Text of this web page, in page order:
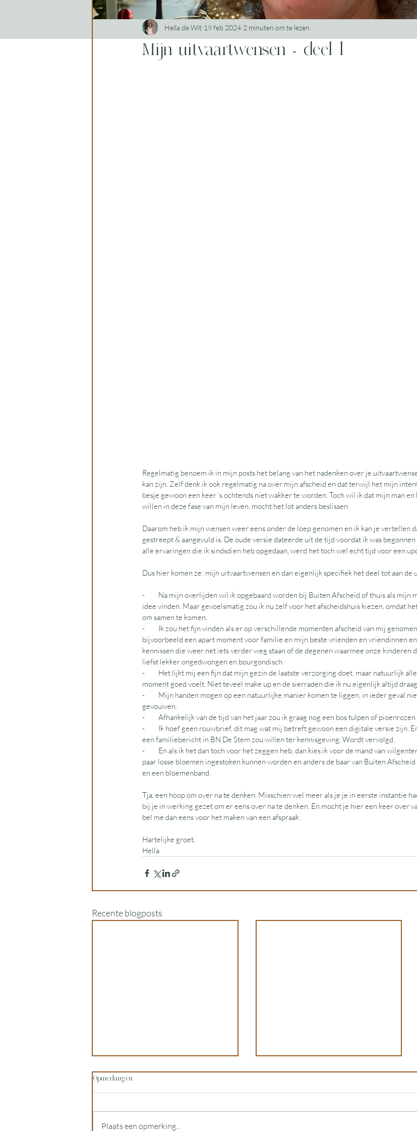
Mijn uitvaartwensen - deel 1
Hella de Wit 19 feb 2024 2 minuten om te lezen
Regelmatig benoem ik in mijn posts het belang van het nadenken over je
kan zijn. Zelf denk ik ook regelmatig na over mijn afscheid en dat terwijl het mijn
besje gewoon een keer ’s ochtends niet wakker te worden. Toch wil ik dat mijn man
willen in deze fase van mijn leven, mocht het lot anders beslissen.
Daarom heb ik mijn wensen weer eens onder de loep genomen en ik kan je vertellen
gestreept & aangevuld is. De oude versie dateerde uit de tijd voordat ik was
alle ervaringen die ik sindsdien heb opgedaan, werd het toch wel echt tijd voor een
Dus hier komen ze: mijn uitvaartwensen en dan eigenlijk specifiek het deel tot aan de
-         Na mijn overlijden wil ik opgebaard worden bij Buiten Afscheid of thuis als
idee vinden. Maar gevoelsmatig zou ik nu zelf voor het afscheidshuis kiezen, omdat
om samen te komen.
-         Ik zou het fijn vinden als er op verschillende momenten afscheid van mij
bijvoorbeeld een apart moment voor familie en mijn beste vrienden en vriendinnen
kennissen die weer net iets verder weg staan of de degenen waarmee onze kinderen
liefst lekker ongedwongen en bourgondisch.
-         Het lijkt mij een fijn dat mijn gezin de laatste verzorging doet, maar natuurlijk
moment goed voelt. Niet teveel make up en de sierraden die ik nu eigenlijk altijd
-         Mijn handen mogen op een natuurlijke manier komen te liggen, in ieder geval
gevouwen.
-         Afhankelijk van de tijd van het jaar zou ik graag nog een bos tulpen of
-         Ik hoef geen rouwbrief, dit mag wat mij betreft gewoon een digitale versie zijn.
een familiebericht in BN De Stem zou willen ter kennisgeving. Wordt vervolgd.
-         En als ik het dan toch voor het zeggen heb, dan kies ik voor de mand van
paar losse bloemen ingestoken kunnen worden en anders de baar van Buiten
en een bloemenband.
Tja, een hoop om over na te denken. Misschien wel meer als je je in eerste instantie
bij je in werking gezet om er eens over na te denken. En mocht je hier een keer over
bel me dan eens voor het maken van een afspraak.
Hartelijke groet,
Hella
Recente blogposts
Opmerkingen
Plaats een opmerking...